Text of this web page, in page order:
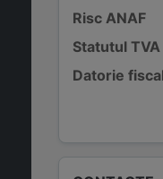
Risc ANAF
Statutul TVA
Datorie